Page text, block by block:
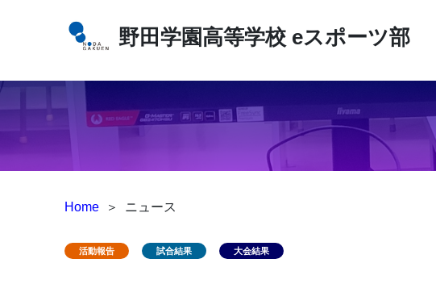
野田学園高等学校 eスポーツ部
Home ＞ ニュース